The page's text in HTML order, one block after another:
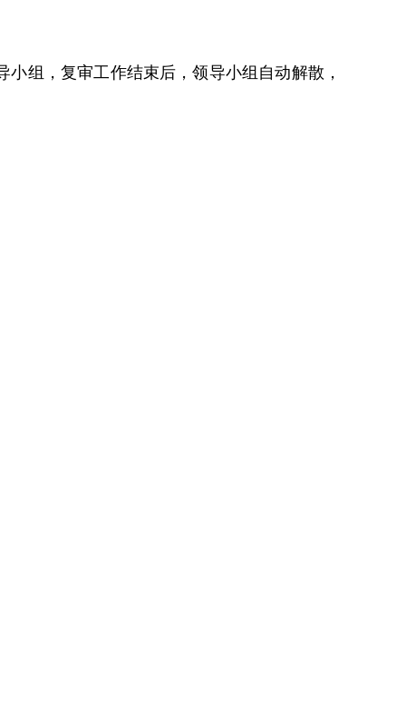
组，复审工作结束后，领导小组自动解散，